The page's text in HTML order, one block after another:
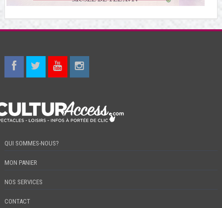
QUI SOMMES-NOUS?
MON PANIER
NOS SERVICES
CONTACT